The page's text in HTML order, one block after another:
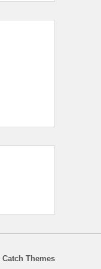
Catch Themes